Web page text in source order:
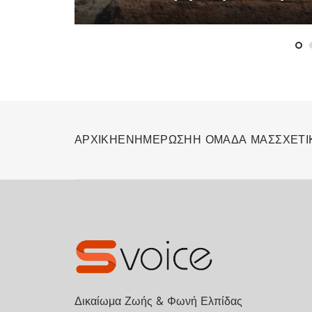
ΑΡΧΙΚΗΕΝΗΜΕΡΩΣΗΗ ΟΜΑΔΑ ΜΑΣ
Δικαίωμα Ζωής & Φωνή Ελπίδας